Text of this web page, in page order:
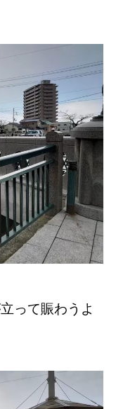
って賑わうよ